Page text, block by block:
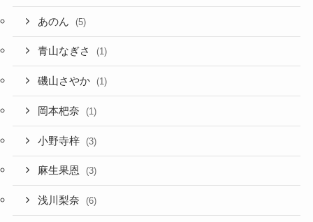
あのん (5)
青山なぎさ (1)
磯山さやか (1)
岡本杷奈 (1)
小野寺梓 (3)
麻生果恩 (3)
浅川梨奈 (6)